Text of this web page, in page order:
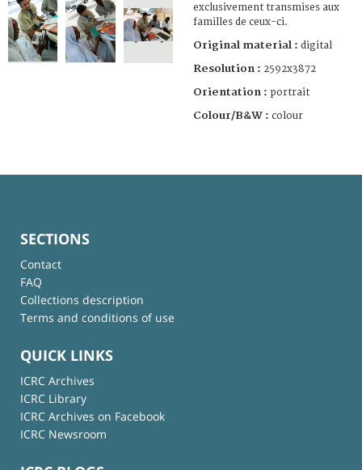
exclusivement transmises aux
familles de ceux-ci.
Original material : digital
Resolution : 2592x3872
Orientation : portrait
Colour/B&W : colour
SECTIONS
Contact
FAQ
Collections description
Terms and conditions of use
QUICK LINKS
ICRC Archives
ICRC Library
ICRC Archives on Facebook
ICRC Newsroom